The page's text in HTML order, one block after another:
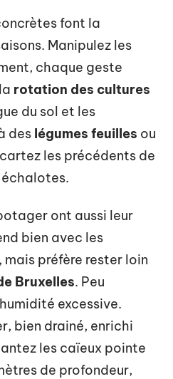
font la
Manipulez les
chaque geste
rotation des cultures
du sol et les
des légumes feuilles ou
les précédents de
ont aussi leur
bien avec les
, mais préfère rester loin
Bruxelles. Peu
excessive.
bien drainé, enrichi
les caïeux pointe
de profondeur,